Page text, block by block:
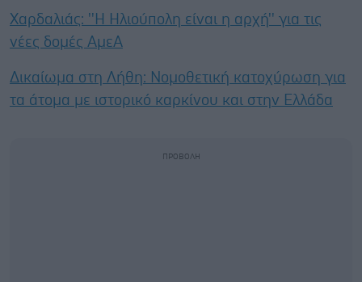
Χαρδαλιάς: ''Η Ηλιούπολη είναι η αρχή'' για τις
νέες δομές ΑμεΑ
Δικαίωμα στη Λήθη: Νομοθετική κατοχύρωση για
τα άτομα με ιστορικό καρκίνου και στην Ελλάδα